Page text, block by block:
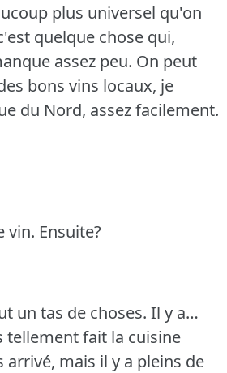
plus universel qu'on
quelque chose qui,
assez peu. On peut
bons vins locaux, je
du Nord, assez facilement.
vin. Ensuite?
un tas de choses. Il y a…
tellement fait la cuisine
arrivé, mais il y a pleins de